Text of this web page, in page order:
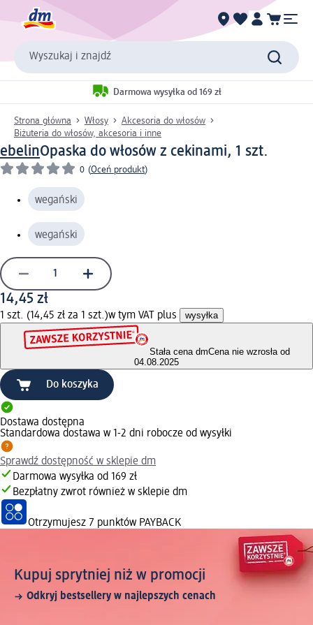
Wyszukaj i znajdź
Darmowa wysyłka od 169 zł
Strona główna Włosy
Akcesoria do włosów
Biżuteria do włosów, akcesoria i inne
ebelinOpaska do włosów z cekinami, 1 szt.
0 (Oceń produkt)
wegański
wegański
14,45 zł
1 szt. (14,45 zł za 1 szt.)w tym VAT plus wysyłka
Stała cena dmCena nie wzrosła od
04.08.2025
Do koszyka
Dostawa dostępna
Standardowa dostawa w 1-2 dni robocze od wysyłki
Sprawdź dostępność w sklepie dm
Darmowa wysyłka od 169 zł
Bezpłatny zwrot również w sklepie dm
Otrzymujesz 7 punktów PAYBACK
Kupuj sprytniej niż w promocji
Odkryj bestsellery w najlepszych cenach